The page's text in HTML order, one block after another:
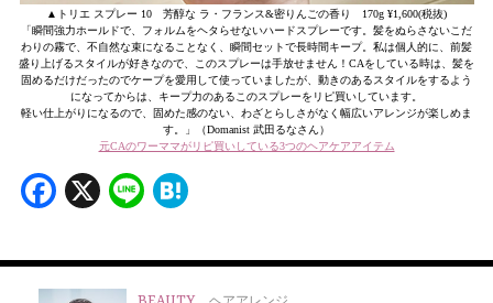
▲トリエ スプレー 10 芳醇な ラ・フランス&密りんごの香り 170g ¥1,600(税抜)
「瞬間強力ホールドで、フォルムをヘタらせないハードスプレーです。髪をぬらさないこだ
わりの霧で、不自然な束になることなく、瞬間セットで長時間キープ。私は個人的に、前髪
盛り上げるスタイルが好きなので、このスプレーは手放せません！CAをしている時は、髪を
固めるだけだったのでケープを愛用して使っていましたが、動きのあるスタイルをするよう
になってからは、キープ力のあるこのスプレーをリピ買いしています。
軽い仕上がりになるので、固めた感のない、わざとらしさがなく幅広いアレンジが楽しめま
す。」（Domanist 武田るなさん）
元CAのワーママがリピ買いしている3つのヘアケアアイテム
Facebook
X Line